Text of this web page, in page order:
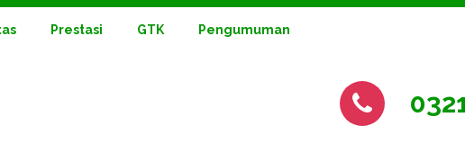
Prestasi GTK Pengumuman